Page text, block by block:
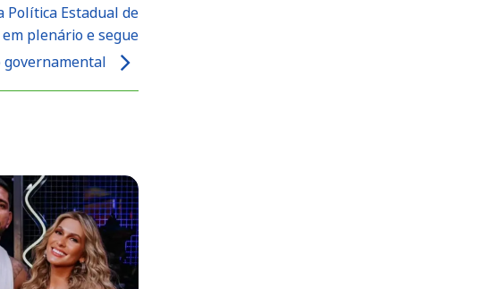
Política Estadual de
plenário e segue
governamental